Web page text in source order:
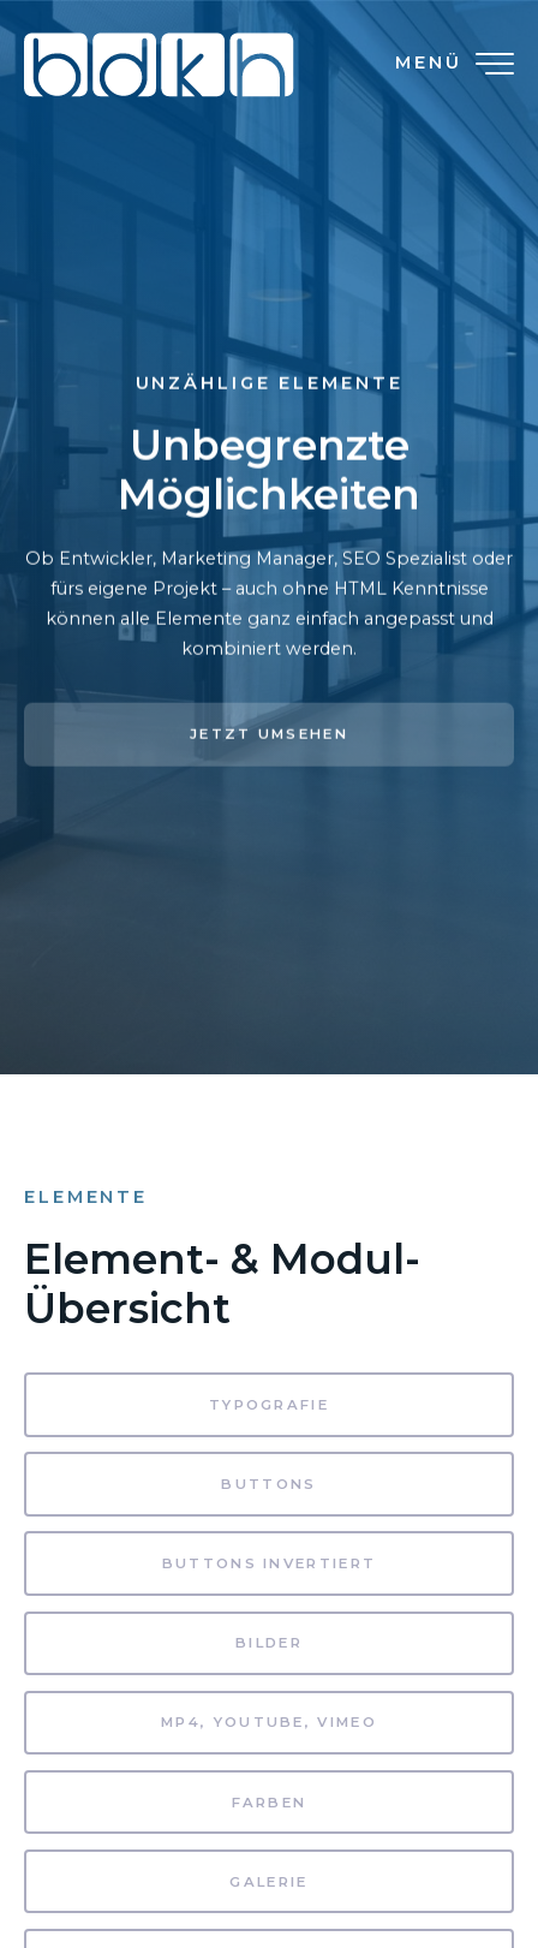
MENÜ
UNZÄHLIGE ELEMENTE
Unbegrenzte
Möglichkeiten
Ob Entwickler, Marketing Manager, SEO Spezialist oder
fürs eigene Projekt – auch ohne HTML Kenntnisse
können alle Elemente ganz einfach angepasst und
kombiniert werden.
JETZT UMSEHEN
ELEMENTE
Element- & Modul-
Übersicht
TYPOGRAFIE
BUTTONS
BUTTONS INVERTIERT
BILDER
MP4, YOUTUBE, VIMEO
FARBEN
GALERIE